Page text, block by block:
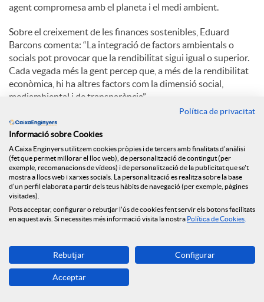
agent compromesa amb el planeta i el medi ambient.
Sobre el creixement de les finances sostenibles, Eduard
Barcons comenta: “La integració de factors ambientals o
socials pot provocar que la rendibilitat sigui igual o superior.
Cada vegada més la gent percep que, a més de la rendibilitat
econòmica, hi ha altres factors com la dimensió social,
mediambiental i de transparència”.
Pel que fa a l’aposta de Caixa d’Enginyers per la digitalització,
Eduard Barcons explica: “El creixement d’oficines continuarà
sent com ha sigut sempre, progressiu. Hi ha una aposta
claríssima per la digitalització. El millor està per venir”.
C
o
m
Notícies relacionades
Política de privacitat
Informació sobre Cookies
A Caixa Enginyers utilitzem cookies pròpies i de tercers amb finalitats d'anàlisi
(fet que permet millorar el lloc web), de personalització de contingut (per
exemple, recomanacions de vídeos) i de personalització de la publicitat que se't
mostra a llocs web i xarxes socials. La personalització es realitza sobre la base
d'un perfil elaborat a partir dels teus hàbits de navegació (per exemple, pàgines
visitades).
Pots acceptar, configurar o rebutjar l'ús de cookies fent servir els botons facilitats
en aquest avís. Si necessites més informació visita la nostra Política de Cookies
Rebutjar Configurar
Acceptar